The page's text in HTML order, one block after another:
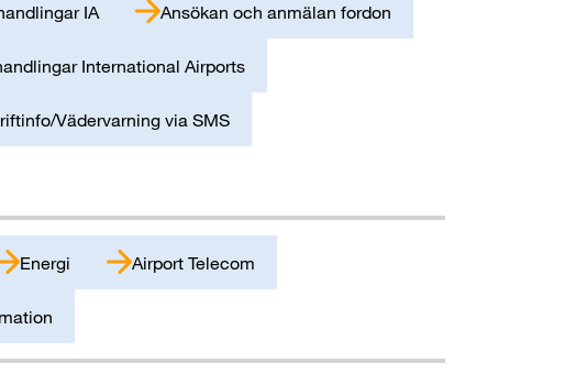
IA Ansökan och anmälan fordon
International Airports
Vädervarning via SMS
Energi Airport Telecom